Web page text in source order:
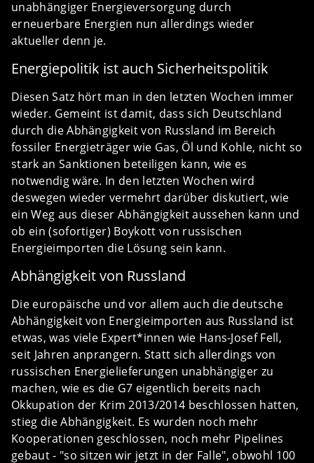
unabhängiger Energieversorgung durch
erneuerbare Energien nun allerdings wieder
aktueller denn je.
Energiepolitik ist auch Sicherheitspolitik
Diesen Satz hört man in den letzten Wochen immer
wieder. Gemeint ist damit, dass sich Deutschland
durch die Abhängigkeit von Russland im Bereich
fossiler Energieträger wie Gas, Öl und Kohle, nicht so
stark an Sanktionen beteiligen kann, wie es
notwendig wäre. In den letzten Wochen wird
deswegen wieder vermehrt darüber diskutiert, wie
ein Weg aus dieser Abhängigkeit aussehen kann und
ob ein (sofortiger) Boykott von russischen
Energieimporten die Lösung sein kann.
Abhängigkeit von Russland
Die europäische und vor allem auch die deutsche
Abhängigkeit von Energieimporten aus Russland ist
etwas, was viele Expert*innen wie Hans-Josef Fell,
seit Jahren anprangern. Statt sich allerdings von
russischen Energielieferungen unabhängiger zu
machen, wie es die G7 eigentlich bereits nach
Okkupation der Krim 2013/2014 beschlossen hatten,
stieg die Abhängigkeit. Es wurden noch mehr
Kooperationen geschlossen, noch mehr Pipelines
gebaut - "so sitzen wir jetzt in der Falle", obwohl 100